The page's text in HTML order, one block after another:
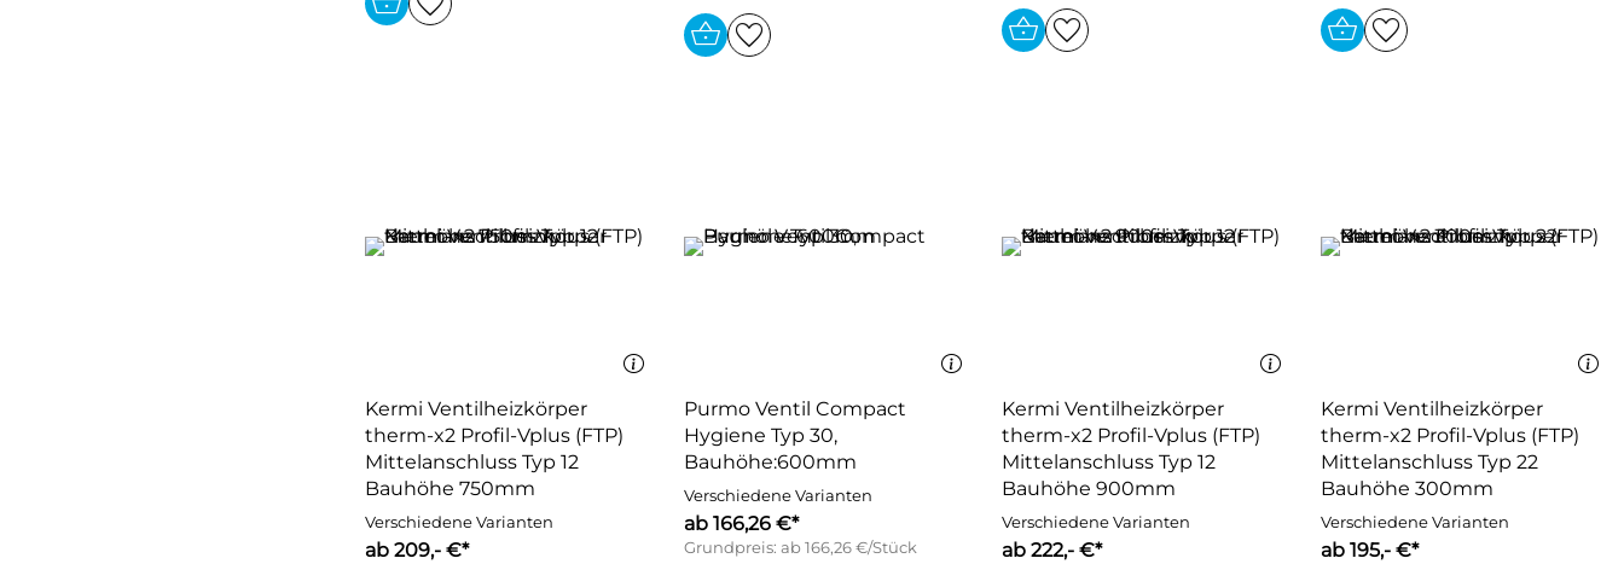
Kermi Ventilheizkörper
therm-x2 Profil-Vplus (FTP)
Mittelanschluss Typ 12
Bauhöhe 750mm
Verschiedene Varianten
ab 209,- €*
Purmo Ventil Compact
Hygiene Typ 30,
Bauhöhe:600mm
Verschiedene Varianten
ab 166,26 €*
Grundpreis: ab 166,26 €/Stück
Kermi Ventilheizkörper
therm-x2 Profil-Vplus (FTP)
Mittelanschluss Typ 12
Bauhöhe 900mm
Verschiedene Varianten
ab 222,- €*
Kermi Ventilheizkörper
therm-x2 Profil-Vplus (FTP)
Mittelanschluss Typ 22
Bauhöhe 300mm
Verschiedene Varianten
ab 195,- €*